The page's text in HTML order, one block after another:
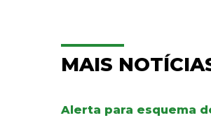
MAIS
Alerta para esquema